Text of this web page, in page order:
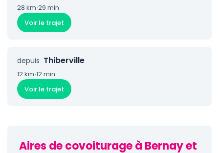
28 km·29 min
Voir le trajet
depuis Thiberville
12 km·12 min
Voir le trajet
Aires de covoiturage à Bernay et